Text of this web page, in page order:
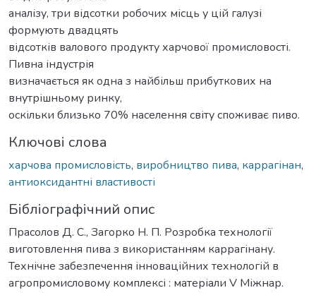
аналізу, три відсотки робочих місць у цій галузі
формують двадцять
відсотків валового продукту харчової промисловості.
Пивна індустрія
визначається як одна з найбільш прибуткових на
внутрішньому ринку,
оскільки близько 70% населення світу споживає пиво.
Ключові слова
харчова промисловість, виробництво пива, каррагінан,
антиоксидантні властивості
Бібліографічний опис
Прасолов Д. С., Загорко Н. П. Розробка технології
виготовлення пива з використанням каррагінану.
Технічне забезпечення інноваційних технологій в
агропромисловому комплексі : матеріали V Міжнар.